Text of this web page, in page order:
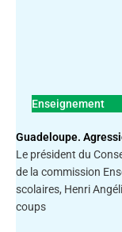
Enseignement
Guadeloupe.
Le président du
de la commission
scolaires, Henri
coups